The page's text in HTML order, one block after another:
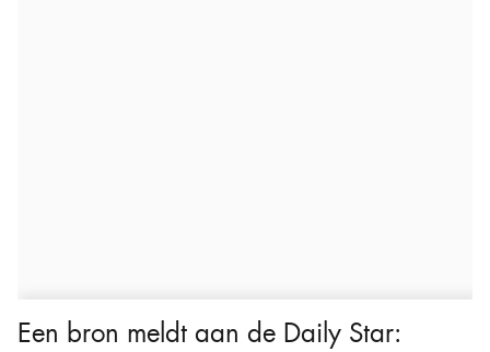
Een bron meldt aan de Daily Star: